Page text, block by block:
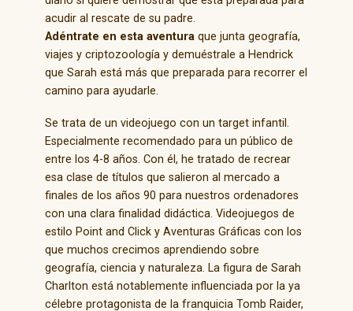
acudir al rescate de su padre.
Adéntrate en esta aventura que junta geografía,
viajes y criptozoología y demuéstrale a Hendrick
que Sarah está más que preparada para recorrer el
camino para ayudarle.
Se trata de un videojuego con un target infantil.
Especialmente recomendado para un público de
entre los 4-8 años. Con él, he tratado de recrear
esa clase de títulos que salieron al mercado a
finales de los años 90 para nuestros ordenadores
con una clara finalidad didáctica. Videojuegos de
estilo Point and Click y Aventuras Gráficas con los
que muchos crecimos aprendiendo sobre
geografía, ciencia y naturaleza. La figura de Sarah
Charlton está notablemente influenciada por la ya
célebre protagonista de la franquicia Tomb Raider,